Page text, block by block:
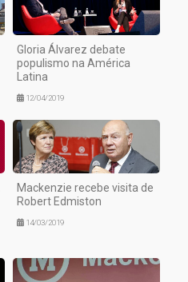
Gloria Álvarez debate
populismo na América
Latina
12/04/2019
Mackenzie recebe visita de
Robert Edmiston
14/03/2019